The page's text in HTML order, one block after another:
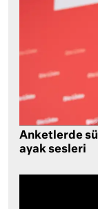
Anketlerde
ayak sesleri